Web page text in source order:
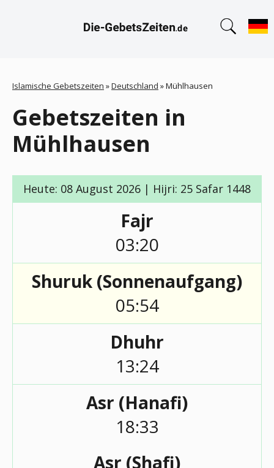
Islamische Gebetszeiten »Deutschland »Mühlhausen
Gebetszeiten in
Mühlhausen
Heute: 08 August 2026 | Hijri: 25 Safar 1448
Fajr
03:20
Shuruk (Sonnenaufgang)
05:54
Dhuhr
13:24
Asr (Hanafi)
18:33
Asr (Shafi)